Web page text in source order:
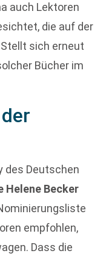
auch Lektoren
die auf der
sich erneut
Bücher im
des Deutschen
Helene Becker
empfohlen,
Dass die